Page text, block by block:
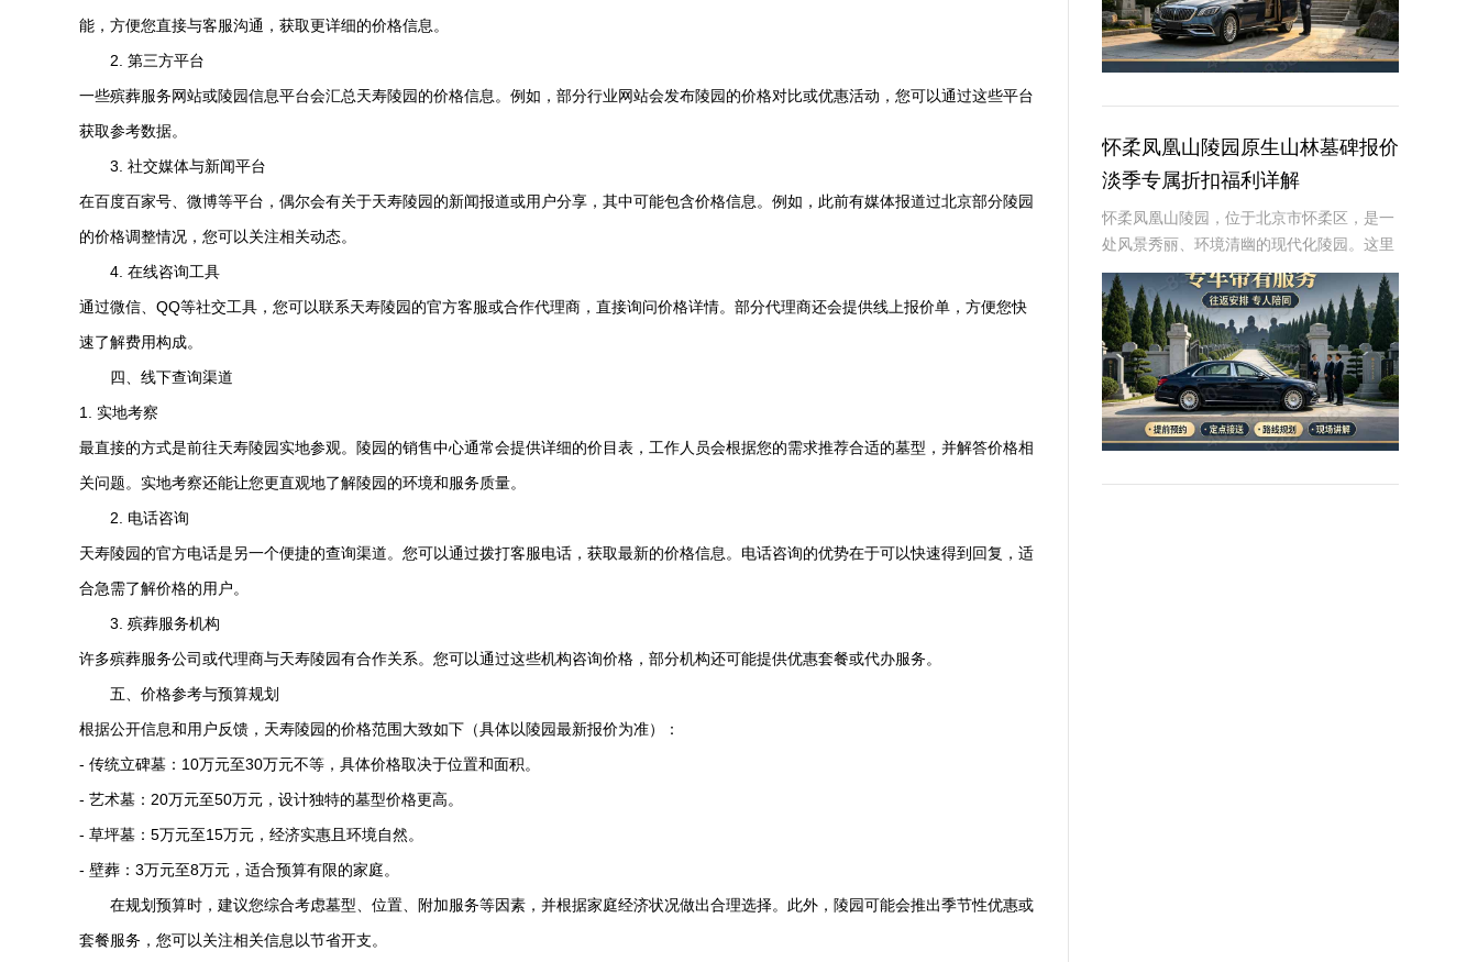
能，方便您直接与客服沟通，获取更详细的价格信息。
2. 第三方平台
一些殡葬服务网站或陵园信息平台会汇总天寿陵园的价格信息。例如，部分行业网站会发布陵园的价格对比或优惠活动，您可以通过这些平台
获取参考数据。
3. 社交媒体与新闻平台
在百度百家号、微博等平台，偶尔会有关于天寿陵园的新闻报道或用户分享，其中可能包含价格信息。例如，此前有媒体报道过北京部分陵园
的价格调整情况，您可以关注相关动态。
4. 在线咨询工具
通过微信、QQ等社交工具，您可以联系天寿陵园的官方客服或合作代理商，直接询问价格详情。部分代理商还会提供线上报价单，方便您快
速了解费用构成。
四、线下查询渠道
1. 实地考察
最直接的方式是前往天寿陵园实地参观。陵园的销售中心通常会提供详细的价目表，工作人员会根据您的需求推荐合适的墓型，并解答价格相
关问题。实地考察还能让您更直观地了解陵园的环境和服务质量。
2. 电话咨询
天寿陵园的官方电话是另一个便捷的查询渠道。您可以通过拨打客服电话，获取最新的价格信息。电话咨询的优势在于可以快速得到回复，适
合急需了解价格的用户。
3. 殡葬服务机构
许多殡葬服务公司或代理商与天寿陵园有合作关系。您可以通过这些机构咨询价格，部分机构还可能提供优惠套餐或代办服务。
五、价格参考与预算规划
根据公开信息和用户反馈， 天寿陵园的价格范围大致如下（具体以陵园最新报价为准）：
- 传统立碑墓：10万元至30万元不等，具体价格取决于位置和面积。
- 艺术墓：20万元至50万元，设计独特的墓型价格更高。
- 草坪墓：5万元至15万元，经济实惠且环境自然。
- 壁葬：3万元至8万元，适合预算有限的家庭。
在规划预算时，建议您综合考虑墓型、位置、附加服务等因素，并根据家庭经济状况做出合理选择。此外，陵园可能会推出季节性优惠或
套餐服务，您可以关注相关信息以节省开支。
怀柔凤凰山陵园原生山林墓碑报价
淡季专属折扣福利详解
怀柔凤凰山陵园，位于北京市怀柔区，是一
处风景秀丽、环境清幽的现代化陵园。这里
依山傍水，绿树成荫，为逝者提供了一个宁
静而庄严的安息之地。近年来，随着人们对
逝者安葬方式的不断追求，墓碑作为纪念逝
者、寄托哀